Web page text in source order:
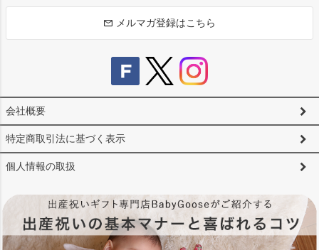
メルマガ登録はこちら
会社概要
特定商取引法に基づく表示
個人情報の取扱